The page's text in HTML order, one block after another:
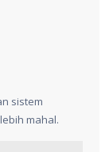
sistem
mahal.